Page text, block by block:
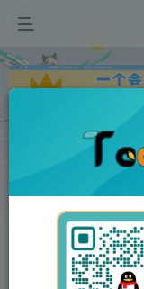
广告
资源分享
Adobe Acrobat Pro
此内容为免费资源，请登